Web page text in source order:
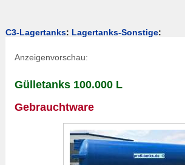
C3-Lagertanks: Lagertanks-Sonstige:
Anzeigenvorschau:
Gülletanks 100.000 L
Gebrauchtware